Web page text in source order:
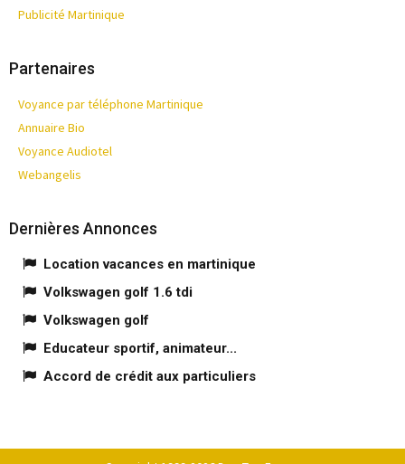
Publicité Martinique
Partenaires
Voyance par téléphone Martinique
Annuaire Bio
Voyance Audiotel
Webangelis
Dernières Annonces
Location vacances en martinique
Volkswagen golf 1.6 tdi
Volkswagen golf
Educateur sportif, animateur...
Accord de crédit aux particuliers